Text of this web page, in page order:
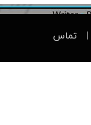
تماس